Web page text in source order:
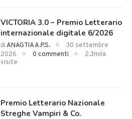
VICTORIA 3.0 – Premio Letterario
internazionale digitale 6/2026
diANAGTIA A.P.S.
30 settembre
2026
0 commenti
2,3mila
visite
Premio Letterario Nazionale
Streghe Vampiri & Co.